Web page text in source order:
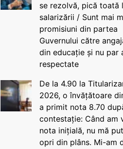
se rezolvă, pică toată
salarizării / Sunt mai
promisiuni din partea
Guvernului către
din educație și nu par
respectate
De la 4.90 la
2026, o învățătoare
a primit nota 8.70
contestație: Când am
nota inițială, nu mă
opri din plâns. Mi-am